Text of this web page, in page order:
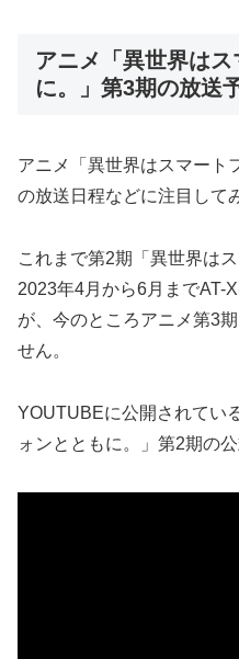
アニメ「異世界は
に。」第3期の放送
アニメ「異世界はスマート
の放送日程などに注目して
これまで第2期「異世界は
2023年4月から6月までAT-
が、今のところアニメ第3
せん。
YOUTUBEに公開されてい
ォンとともに。」第2期の